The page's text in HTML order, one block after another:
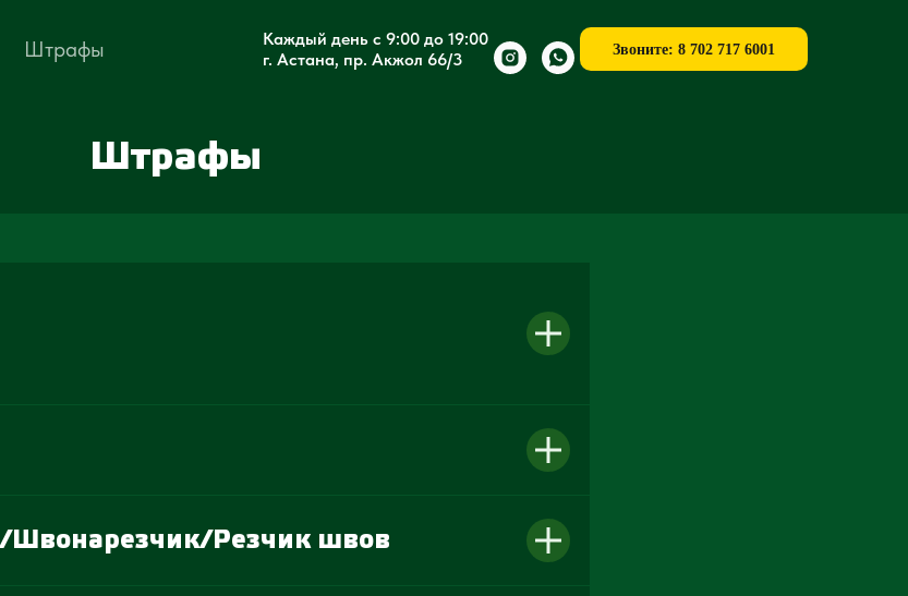
Штрафы
Каждый день с 9:00 до 19:00
г. Астана, пр. Акжол 66/3
Звоните: 8 702 717 6001
Штрафы
Швонарезчик/Резчик швов